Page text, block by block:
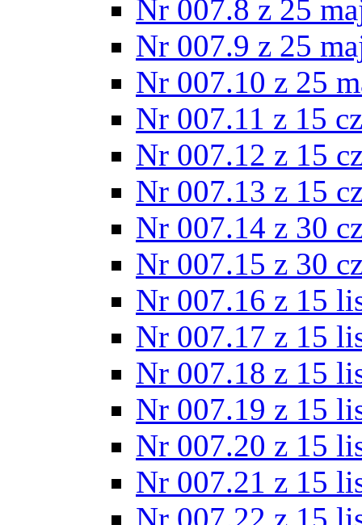
Nr 007.8 z 25
Nr 007.9 z 25
Nr 007.10 z 25
Nr 007.11 z 15
Nr 007.12 z 15
Nr 007.13 z 15
Nr 007.14 z 30
Nr 007.15 z 30
Nr 007.16 z 15
Nr 007.17 z 15
Nr 007.18 z 15
Nr 007.19 z 15
Nr 007.20 z 15
Nr 007.21 z 15
Nr 007.22 z 15